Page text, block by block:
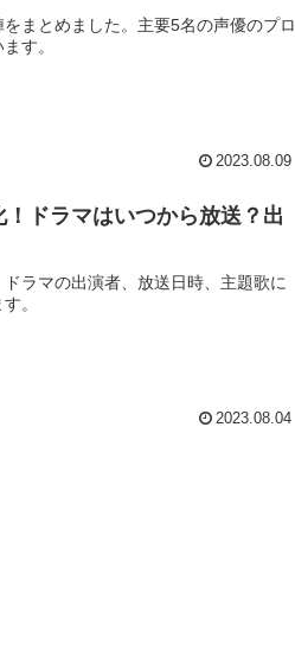
まとめました。主要5名の声優のプロ
す。
2023.08.09
！ドラマはいつから放送？出
ドラマの出演者、放送日時、主題歌に
。
2023.08.04